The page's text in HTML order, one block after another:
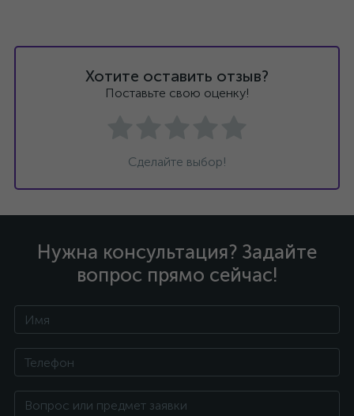
Хотите оставить отзыв?
Поставьте свою оценку!
Сделайте выбор!
Нужна консультация? Задайте
вопрос прямо сейчас!